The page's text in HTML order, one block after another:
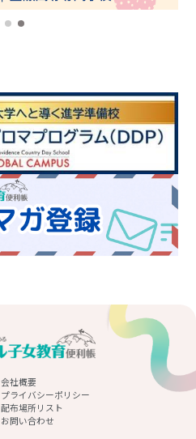
会社概要
プライバシーポリシー
配布場所リスト
お問い合わせ